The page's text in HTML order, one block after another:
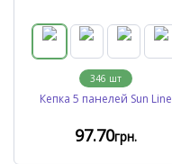
346 шт
Кепка 5 панелей Sun Line
97.70грн.